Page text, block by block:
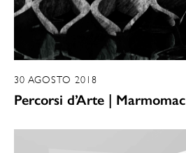
30 AGOSTO 2018
Percorsi d’Arte | Marmomac